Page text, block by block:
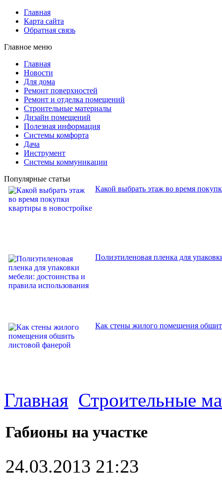
Главная
Карта сайта
Обратная связь
Главное меню
Главная
Новости
Для дома
Ремонт поверхностей
Ремонт и отделка помещений
Строительные материалы
Дизайн помещений
Полезная информация
Системы комфорта
Дача
Инструмент
Системы коммуникации
Популярные статьи
Какой выбрать этаж во время
Полиэтиленовая пленка для
Как стены жилого помещения
Главная Строительные
Габионы на участке
24.03.2013 21:23